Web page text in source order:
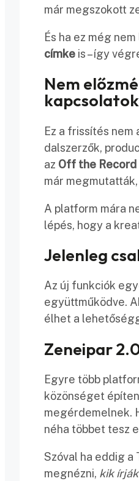
már megszokott
És ha ez még
címke is – így
Nem
Ez a frissítés
dalszerzők,
az Off the Record
már
A platform mára
lépés, hogy a
Jelenleg
Az új funkciók
együttműködve.
élhet a
Zeneipar
Egyre több
közönséget
megérdemelnek.
néha többet tesz
Szóval ha eddig
megnézni, kik